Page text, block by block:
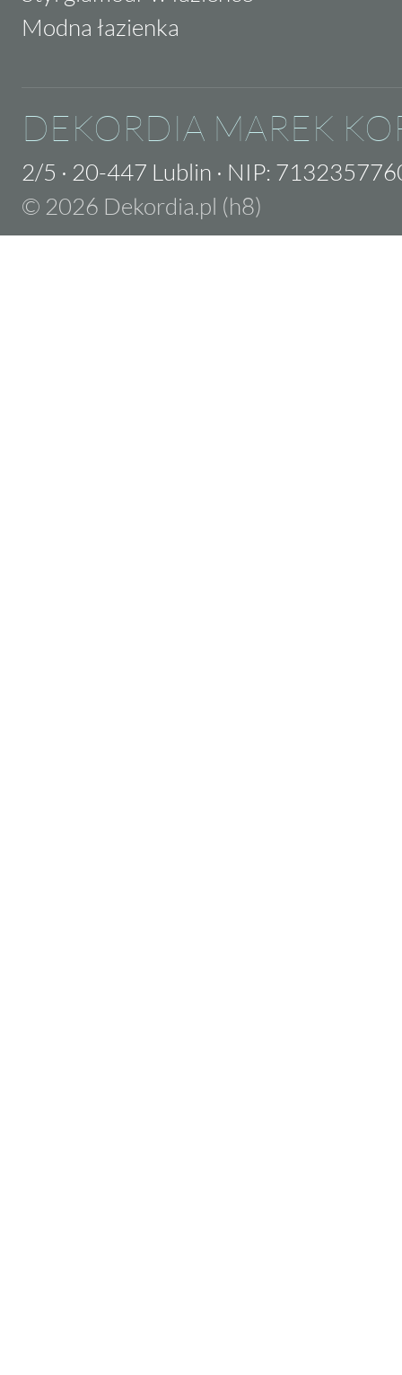
Modna łazienka
DEKORDIA MAREK
2/5 · 20-447 Lublin · NIP:
© 2026 Dekordia.pl (h8)